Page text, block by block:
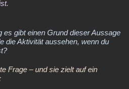
es gibt einen Grund dieser Aussage
die Aktivität aussehen, wenn du
Frage – und sie zielt auf ein